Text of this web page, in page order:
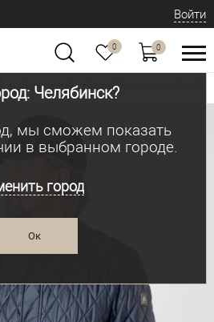
Челябинск?
мы сможем показать
в выбранном городе.
город
Ок
Войти
0 0
и современная Верхняя мужская одежда